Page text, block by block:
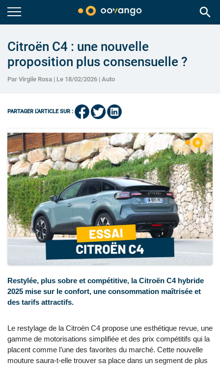
search
Citroën C4 : une nouvelle
proposition plus consensuelle ?
Par Virgile Rosa | Le 18/02/2026 | Auto
PARTAGER L'ARTICLE SUR :
Restylée, plus sobre et compétitive, la Citroën C4 hybride
2025 mise sur le confort, une consommation maîtrisée et
des tarifs attractifs.
Le restylage de la Citroën C4 propose une esthétique revue, une
gamme de motorisations simplifiée et des prix compétitifs qui la
placent comme l’une des favorites du marché. Cette nouvelle
mouture saura-t-elle trouver sa place dans un segment de plus